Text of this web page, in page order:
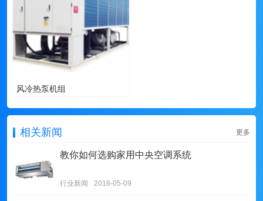
风冷热泵机组
相关新闻 更多
教你如何选购家用中央空调系统
行业新闻 2018-05-09